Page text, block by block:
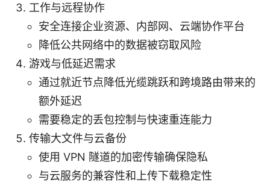
工作与远程协作
安全连接企业资源、内部网、云端协作平台
降低公共网络中的数据被窃取风险
游戏与低延迟需求
通过就近节点降低光缆跳跃和跨境路由带来的
额外延迟
需要稳定的丢包控制与快速重连能力
传输大文件与云备份
使用 VPN 隧道的加密传输确保隐私
与云服务的兼容性和上传下载稳定性